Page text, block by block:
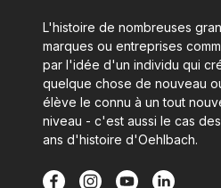
L'histoire de nombreuses
marques ou entreprises
par l'idée d'un individu qui
quelque chose de nouveau
élève le connu à un tout
niveau - c'est aussi le cas
ans d'histoire d'Oehlbach.